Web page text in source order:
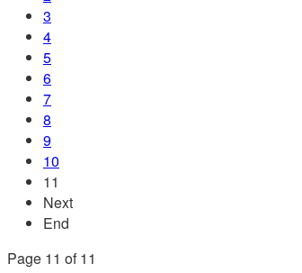
3
4
5
6
7
8
9
10
11
Next
End
Page 11 of 11